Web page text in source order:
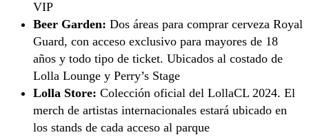
VIP
Beer Garden: Dos áreas para comprar cerveza Royal
Guard, con acceso exclusivo para mayores de 18
años y todo tipo de ticket. Ubicados al costado de
Lolla Lounge y Perry’s Stage
Lolla Store: Colección oficial del LollaCL 2024. El
merch de artistas internacionales estará ubicado en
los stands de cada acceso al parque